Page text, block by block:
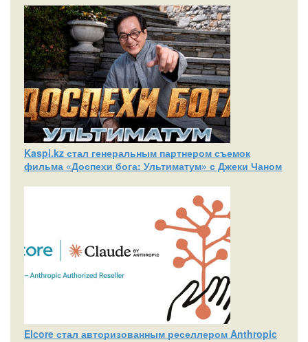
Kaspi.kz стал генеральным партнером съемок
фильма «Доспехи бога: Ультиматум» с Джеки Чаном
Elcore стал авторизованным реселлером Anthropic